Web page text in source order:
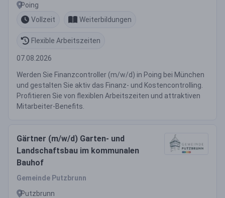
Poing
Vollzeit
Weiterbildungen
Flexible Arbeitszeiten
07.08.2026
Werden Sie Finanzcontroller (m/w/d) in Poing bei München
und gestalten Sie aktiv das Finanz- und Kostencontrolling.
Profitieren Sie von flexiblen Arbeitszeiten und attraktiven
Mitarbeiter-Benefits.
Gärtner (m/w/d) Garten- und
Landschaftsbau im kommunalen
Bauhof
Gemeinde Putzbrunn
Putzbrunn